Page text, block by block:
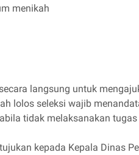
menikah
langsung untuk
lolos seleksi wajib
tidak melaksanakan
kepada Kepala Dinas